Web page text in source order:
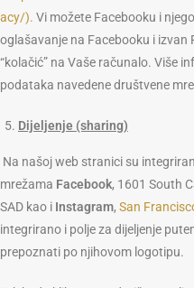
acy/). Vi možete Facebooku i
oglašavanje na Facebooku i izvan
“kolačić” na Vaše računalo. Više
podataka navedene društvene
Dijeljenje (sharing)
Na našoj web stranici su
mrežama Facebook, 1601 South
SAD kao i Instagram, San
integrirano i polje za dijeljenje
prepoznati po njihovom logotipu.